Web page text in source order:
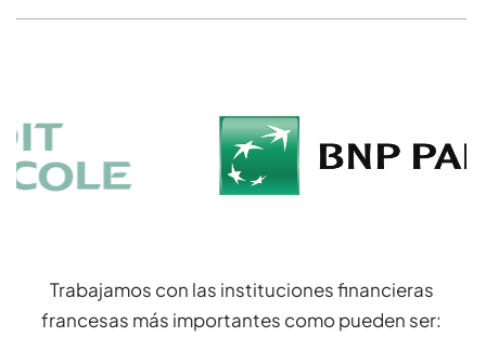
Trabajamos con las instituciones financieras
francesas más importantes como pueden ser: